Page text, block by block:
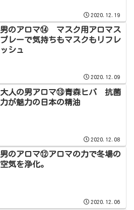
2020.12.19
男のアロマ⑭ マスク用アロマス
プレーで気持ちもマスクもリフレ
ッシュ
2020.12.09
大人の男アロマ⑬青森ヒバ 抗菌
力が魅力の日本の精油
2020.12.08
男のアロマ⑫アロマの力で冬場の
空気を浄化。
2020.12.06